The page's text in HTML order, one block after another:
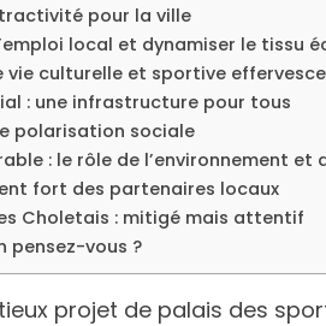
pour la ville
local et dynamiser le tissu
vie culturelle et sportive
: une infrastructure pour tous
polarisation sociale
: le rôle de l’environnement et
fort des partenaires locaux
Choletais : mitigé mais attentif
pensez-vous ?
projet de palais des